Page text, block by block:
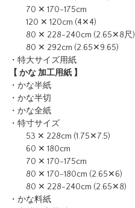
70 ✕ 170-175cm
120 ✕ 120cm (4✕4)
80 ✕ 228-240cm (2.65✕8尺)
80 ✕ 292cm (2.65✕9.65)
・特大サイズ用紙
【 かな 加工用紙 】
・かな半紙
・かな半切
・かな全紙
・特寸サイズ
53 ✕ 228cm (1.75✕7.5)
60 ✕ 180cm
70 ✕ 170-175cm
80 ✕ 170-180cm (2.65✕6)
80 ✕ 228-240cm (2.65✕8)
・かな料紙